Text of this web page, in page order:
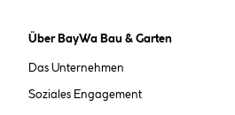
Über BayWa Bau & Garten
Das Unternehmen
Soziales Engagement